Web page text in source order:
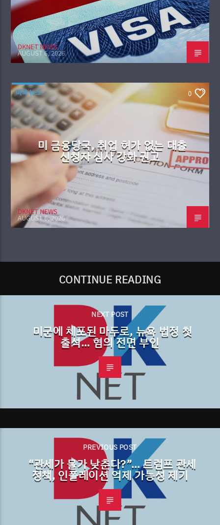
DKNET NEWS
AUGUST 6, 2026
미국 뉴스 0
미 금융당국, 취업 허가 없는 대출
신청자 심사 강화 권고
DKNET NEWS
AUGUST 6, 2026
CONTINUE READING
NEXT POST
미군에 체포된 마두로, 뉴욕 법정 첫
출석… 혐의 전면 부인
PREVIOUS POST
“관세가 물가 낮춘다?”… 트럼프 관세
정책, 인플레이션 억제 가능성 제기